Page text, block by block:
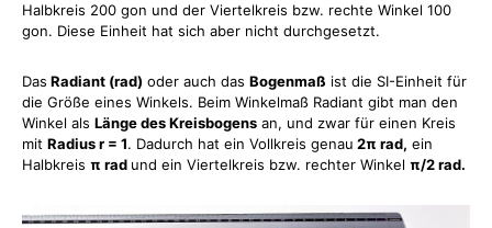
Halbkreis 200 gon und der Viertelkreis bzw. rechte Winkel 100
gon. Diese Einheit hat sich aber nicht durchgesetzt.
Das Radiant (rad) oder auch das Bogenmaß ist die SI-Einheit für
die Größe eines Winkels. Beim Winkelmaß Radiant gibt man den
Winkel als Länge des Kreisbogens an, und zwar für einen Kreis
mit Radius r = 1. Dadurch hat ein Vollkreis genau 2π rad, ein
Halbkreis π rad und ein Viertelkreis bzw. rechter Winkel π/2 rad.